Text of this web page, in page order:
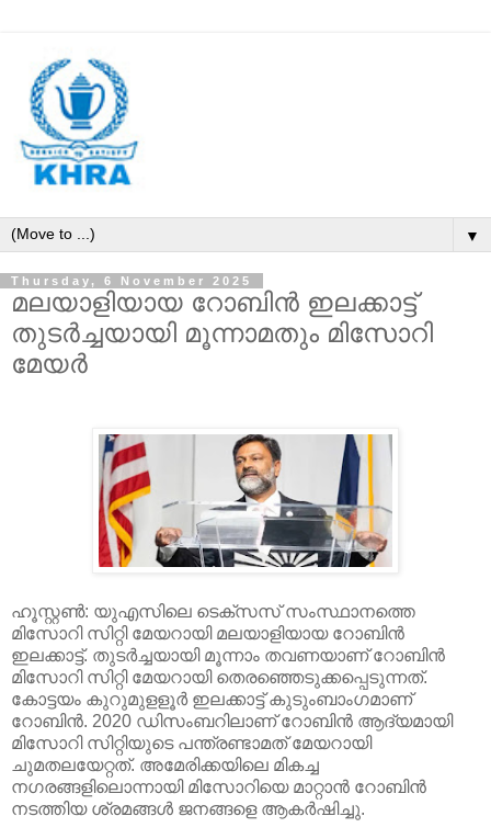
▼
Thursday, 6 November 2025
മലയാളിയായ റോബിന്‍ ഇലക്കാട്ട്
തുടര്‍ച്ചയായി മൂന്നാമതും മിസോറി
മേയര്‍
ഹൂസ്റ്റണ്‍: യുഎസിലെ ടെക്‌സസ് സംസ്ഥാനത്തെ
മിസോറി സിറ്റി മേയറായി മലയാളിയായ റോബിന്‍
ഇലക്കാട്ട്. തുടര്‍ച്ചയായി മൂന്നാം തവണയാണ് റോബിന്‍
മിസോറി സിറ്റി മേയറായി തെരഞ്ഞെടുക്കപ്പെടുന്നത്.
കോട്ടയം കുറുമുളളൂര്‍ ഇലക്കാട്ട് കുടുംബാംഗമാണ്
റോബിന്‍. 2020 ഡിസംബറിലാണ് റോബിന്‍ ആദ്യമായി
മിസോറി സിറ്റിയുടെ പന്ത്രണ്ടാമത് മേയറായി
ചുമതലയേറ്റത്. അമേരിക്കയിലെ മികച്ച
നഗരങ്ങളിലൊന്നായി മിസോറിയെ മാറ്റാന്‍ റോബിന്‍
നടത്തിയ ശ്രമങ്ങള്‍ ജനങ്ങളെ ആകര്‍ഷിച്ചു.